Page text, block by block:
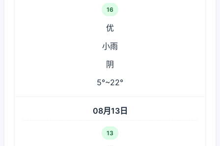
16
优
小雨
阴
5°~22°
08月13日
13